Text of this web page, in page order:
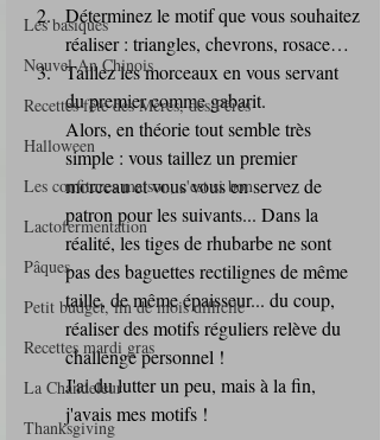
Les basiques
Nouvel An Chinois
Recettes fête des Mères, des Pères
Halloween
Les confitures maison, c'est si bon
Lactofermentation
Pâques
Petit budget, fin de mois difficile
Recettes mardi gras
La Chandeleur
Thanksgiving
Déterminez le motif que vous souhaitez
réaliser : triangles, chevrons, rosace…
Taillez les morceaux en vous servant
du premier comme gabarit.
Alors, en théorie tout semble très
simple : vous taillez un premier
morceau et vous vous en servez de
patron pour les suivants... Dans la
réalité, les tiges de rhubarbe ne sont
pas des baguettes rectilignes de même
taille, de même épaisseur... du coup,
réaliser des motifs réguliers relève du
challenge personnel !
J'ai du lutter un peu, mais à la fin,
j'avais mes motifs !